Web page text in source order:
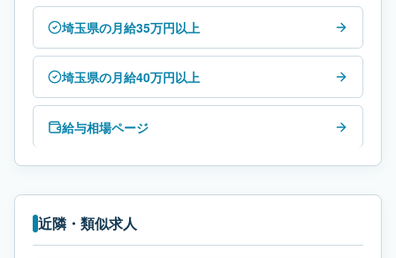
埼玉県の月給35万円以上
埼玉県の月給40万円以上
給与相場ページ
近隣・類似求人